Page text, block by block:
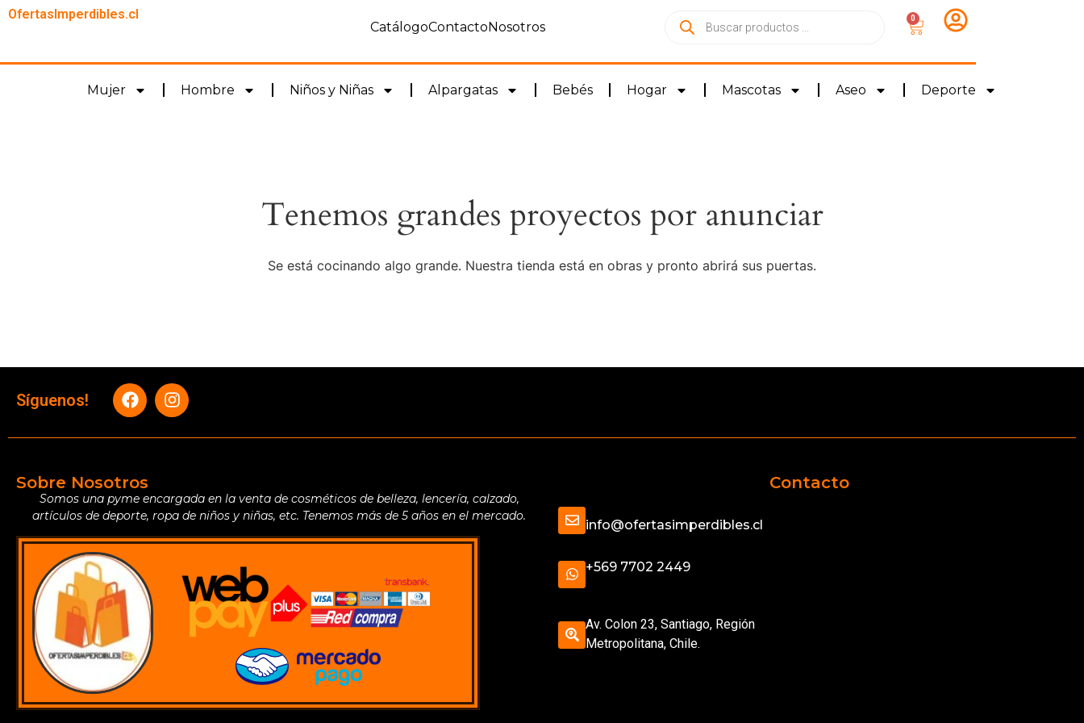
OfertasImperdibles.cl
CatálogoContactoNosotros
0
Mujer Hombre Niños y Niñas Alpargatas Bebés Hogar Mascotas Aseo Deporte
Tenemos grandes proyectos por anunciar
Se está cocinando algo grande. Nuestra tienda está en obras y pronto abrirá sus puertas.
Síguenos!
Sobre Nosotros
Somos una pyme encargada en la venta de cosméticos de belleza, lencería, calzado,
artículos de deporte, ropa de niños y niñas, etc. Tenemos más de 5 años en el mercado.
Contacto
info@ofertasimperdibles.cl
+569 7702 2449
Av. Colon 23, Santiago, Región
Metropolitana, Chile.